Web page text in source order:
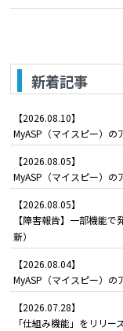
新着記事
【2026.08.10】
MyASP（マイスピー）の
【2026.08.05】
MyASP（マイスピー）の
【2026.08.05】
【障害報告】一部機能
新）
【2026.08.04】
MyASP（マイスピー）の
【2026.07.28】
「仕組み機能」をリリ